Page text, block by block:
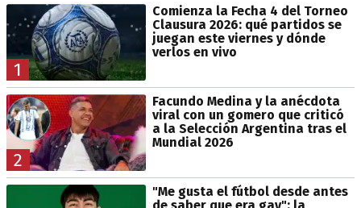
1
Comienza la Fecha 4 del Torneo
Clausura 2026: qué partidos se
juegan este viernes y dónde
verlos en vivo
2
Facundo Medina y la anécdota
viral con un gomero que criticó
a la Selección Argentina tras el
Mundial 2026
"Me gusta el fútbol desde antes